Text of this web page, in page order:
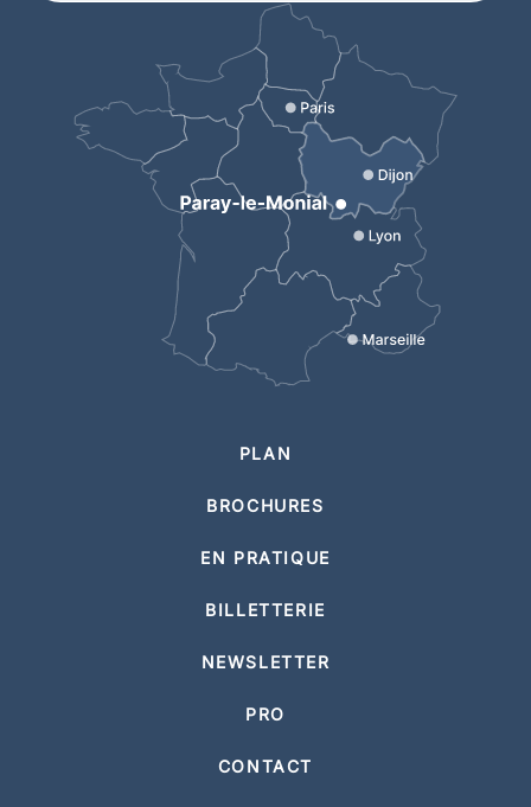
PLAN
BROCHURES
EN PRATIQUE
BILLETTERIE
NEWSLETTER
PRO
CONTACT